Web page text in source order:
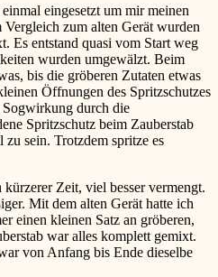
eingesetzt um mir meinen
zum alten Gerät wurden
Es entstand quasi vom Start weg
wurden umgewälzt. Beim
bis die gröberen Zutaten etwas
Öffnungen des Spritzschutzes
Sogwirkung durch die
Spritzschutz beim Zauberstab
sein. Trotzdem spritze es
Zeit, viel besser vermengt.
Mit dem alten Gerät hatte ich
einen kleinen Satz an gröberen,
war alles komplett gemixt.
von Anfang bis Ende dieselbe